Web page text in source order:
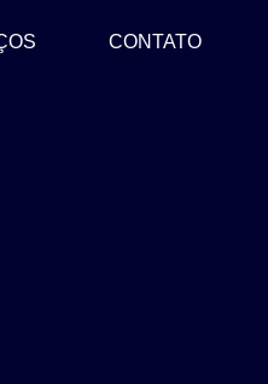
CONTATO